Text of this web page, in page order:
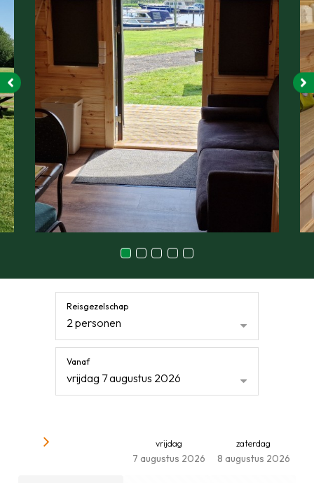
Reisgezelschap
2 personen
Vanaf
vrijdag 7 augustus 2026
vrijdag
7 augustus 2026
zaterdag
8 augustus 2026